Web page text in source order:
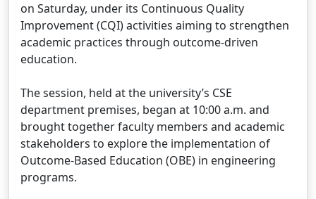
on Saturday, under its Continuous Quality
Improvement (CQI) activities aiming to strengthen
academic practices through outcome-driven
education.
The session, held at the university’s CSE
department premises, began at 10:00 a.m. and
brought together faculty members and academic
stakeholders to explore the implementation of
Outcome-Based Education (OBE) in engineering
programs.